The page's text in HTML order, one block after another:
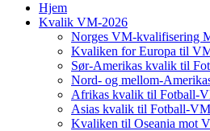
Hjem
Kvalik VM-2026
Norges VM-kvalifisering
Kvaliken for Europa til
Sør-Amerikas kvalik til
Nord- og mellom-
Afrikas kvalik til Fotball-
Asias kvalik til Fotball-
Kvaliken til Oseania mot